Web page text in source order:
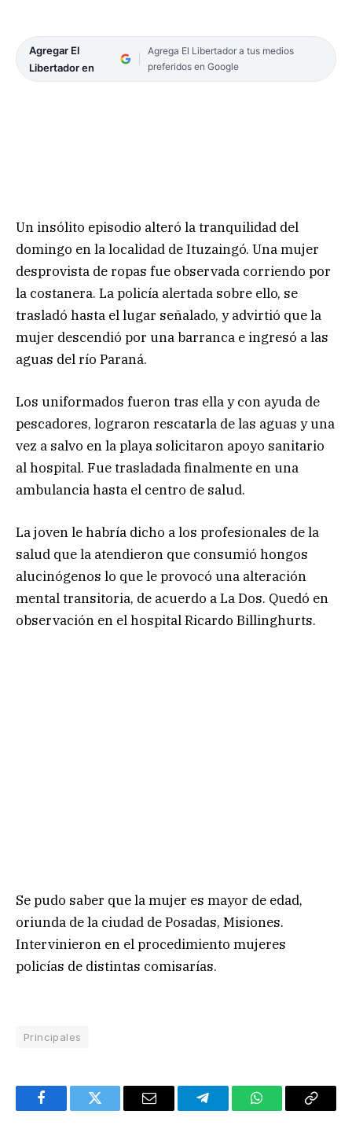
Agregar El
Libertador en
Agrega El Libertador a tus medios
preferidos en Google
Un insólito episodio alteró la tranquilidad del
domingo en la localidad de Ituzaingó. Una mujer
desprovista de ropas fue observada corriendo por
la costanera. La policía alertada sobre ello, se
trasladó hasta el lugar señalado, y advirtió que la
mujer descendió por una barranca e ingresó a las
aguas del río Paraná.
Los uniformados fueron tras ella y con ayuda de
pescadores, lograron rescatarla de las aguas y una
vez a salvo en la playa solicitaron apoyo sanitario
al hospital. Fue trasladada finalmente en una
ambulancia hasta el centro de salud.
La joven le habría dicho a los profesionales de la
salud que la atendieron que consumió hongos
alucinógenos lo que le provocó una alteración
mental transitoria, de acuerdo a La Dos. Quedó en
observación en el hospital Ricardo Billinghurts.
Se pudo saber que la mujer es mayor de edad,
oriunda de la ciudad de Posadas, Misiones.
Intervinieron en el procedimiento mujeres
policías de distintas comisarías.
Principales
FacebookTwitter Email TelegramWhatsAppCopy